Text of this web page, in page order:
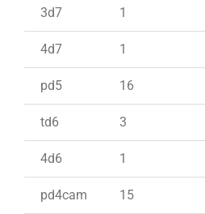
3d7 1
4d7 1
pd5 16
td6 3
4d6 1
pd4cam 15